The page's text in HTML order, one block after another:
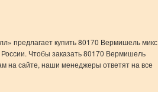
предлагает купить 80170 Вермишель микс
Чтобы заказать 80170 Вермишель
на сайте, наши менеджеры ответят на все